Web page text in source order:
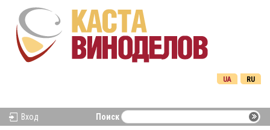
RU
UA
Вход Поиск